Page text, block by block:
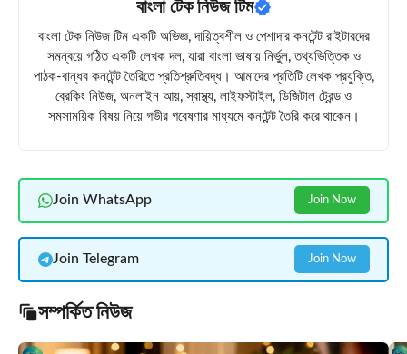
বাংলা টেক নিউজ টিম
বাংলা টেক নিউজ টিম একটি অভিজ্ঞ, দায়িত্বশীল ও পেশাদার কনটেন্ট রাইটারদের
সমন্বয়ে গঠিত একটি লেখক দল, যারা বাংলা ভাষায় নির্ভুল, তথ্যভিত্তিক ও
পাঠক-বান্ধব কনটেন্ট তৈরিতে প্রতিশ্রুতিবদ্ধ। আমাদের প্রতিটি লেখক প্রযুক্তি,
ব্রেকিং নিউজ, অনলাইন আয়, স্বাস্থ্য, লাইফস্টাইল, ডিজিটাল ট্রেন্ড ও
সমসাময়িক বিষয় নিয়ে গভীর গবেষণার মাধ্যমে কনটেন্ট তৈরি করে থাকেন।
Join WhatsApp Join Now
Join Telegram Join Now
সম্পর্কিত নিউজ